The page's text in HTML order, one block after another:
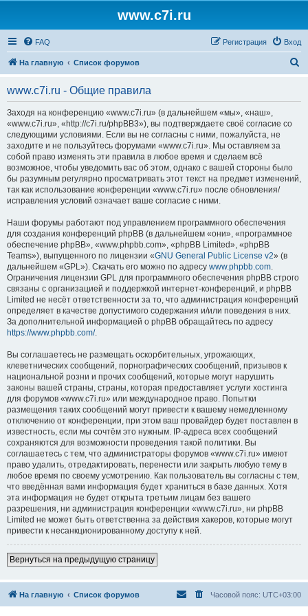
www.c7i.ru
FAQ Вход
Регистрация
На главную Список форумов
www.c7i.ru - Общие правила
Заходя на конференцию «www.c7i.ru» (в дальнейшем «мы», «наш»,
«www.c7i.ru», «http://c7i.ru/phpBB3»), вы подтверждаете своё согласие со
следующими условиями. Если вы не согласны с ними, пожалуйста, не
заходите и не пользуйтесь форумами «www.c7i.ru». Мы оставляем за
собой право изменять эти правила в любое время и сделаем всё
возможное, чтобы уведомить вас об этом, однако с вашей стороны было
бы разумным регулярно просматривать этот текст на предмет изменений,
так как использование конференции «www.c7i.ru» после обновления/
исправления условий означает ваше согласие с ними.
Наши форумы работают под управлением программного обеспечения
для создания конференций phpBB (в дальнейшем «они», «программное
обеспечение phpBB», «www.phpbb.com», «phpBB Limited», «phpBB
Teams»), выпущенного по лицензии «GNU General Public License v2» (в
дальнейшем «GPL»). Скачать его можно по адресу www.phpbb.com.
Ограничения лицензии GPL для программного обеспечения phpBB строго
связаны с организацией и поддержкой интернет-конференций, и phpBB
Limited не несёт ответственности за то, что администрация конференций
определяет в качестве допустимого содержания и/или поведения в них.
За дополнительной информацией о phpBB обращайтесь по адресу
https://www.phpbb.com/.
Вы соглашаетесь не размещать оскорбительных, угрожающих,
клеветнических сообщений, порнографических сообщений, призывов к
национальной розни и прочих сообщений, которые могут нарушить
законы вашей страны, страны, которая предоставляет услуги хостинга
для форумов «www.c7i.ru» или международное право. Попытки
размещения таких сообщений могут привести к вашему немедленному
отключению от конференции, при этом ваш провайдер будет поставлен в
известность, если мы сочтём это нужным. IP-адреса всех сообщений
сохраняются для возможности проведения такой политики. Вы
соглашаетесь с тем, что администраторы форумов «www.c7i.ru» имеют
право удалить, отредактировать, перенести или закрыть любую тему в
любое время по своему усмотрению. Как пользователь вы согласны с тем,
что введённая вами информация будет храниться в базе данных. Хотя
эта информация не будет открыта третьим лицам без вашего
разрешения, ни администрация конференции «www.c7i.ru», ни phpBB
Limited не может быть ответственна за действия хакеров, которые могут
привести к несанкционированному доступу к ней.
Вернуться на предыдущую страницу
На главную Список форумов Часовой пояс: UTC+03:00